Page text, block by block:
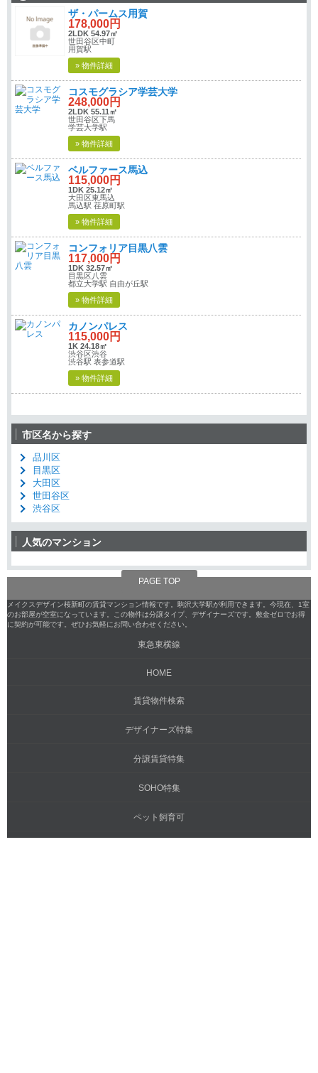
ザ・パームス用賀
178,000円
2LDK 54.97㎡
世田谷区中町
用賀駅
» 物件詳細
コスモグラシア学芸大学
248,000円
2LDK 55.11㎡
世田谷区下馬
学芸大学駅
» 物件詳細
ベルファース馬込
115,000円
1DK 25.12㎡
大田区東馬込
馬込駅 荏原町駅
» 物件詳細
コンフォリア目黒八雲
117,000円
1DK 32.57㎡
目黒区八雲
都立大学駅 自由が丘駅
» 物件詳細
カノンパレス
115,000円
1K 24.18㎡
渋谷区渋谷
渋谷駅 表参道駅
» 物件詳細
市区名から探す
品川区
目黒区
大田区
世田谷区
渋谷区
人気のマンション
PAGE TOP
メイクスデザイン桜新町の賃貸マンション情報です。駒沢大学駅が利用できます。今現在、1室
のお部屋が空室になっています。この物件は分譲タイプ、デザイナーズです。敷金ゼロでお得
に契約が可能です。ぜひお気軽にお問い合わせください。
東急東横線
HOME
賃貸物件検索
デザイナーズ特集
分譲賃貸特集
SOHO特集
ペット飼育可